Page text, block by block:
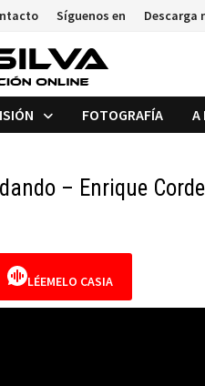
Síguenos en Descarga
FOTOGRAFÍA A
– Enrique
LÉEMELO CASIA